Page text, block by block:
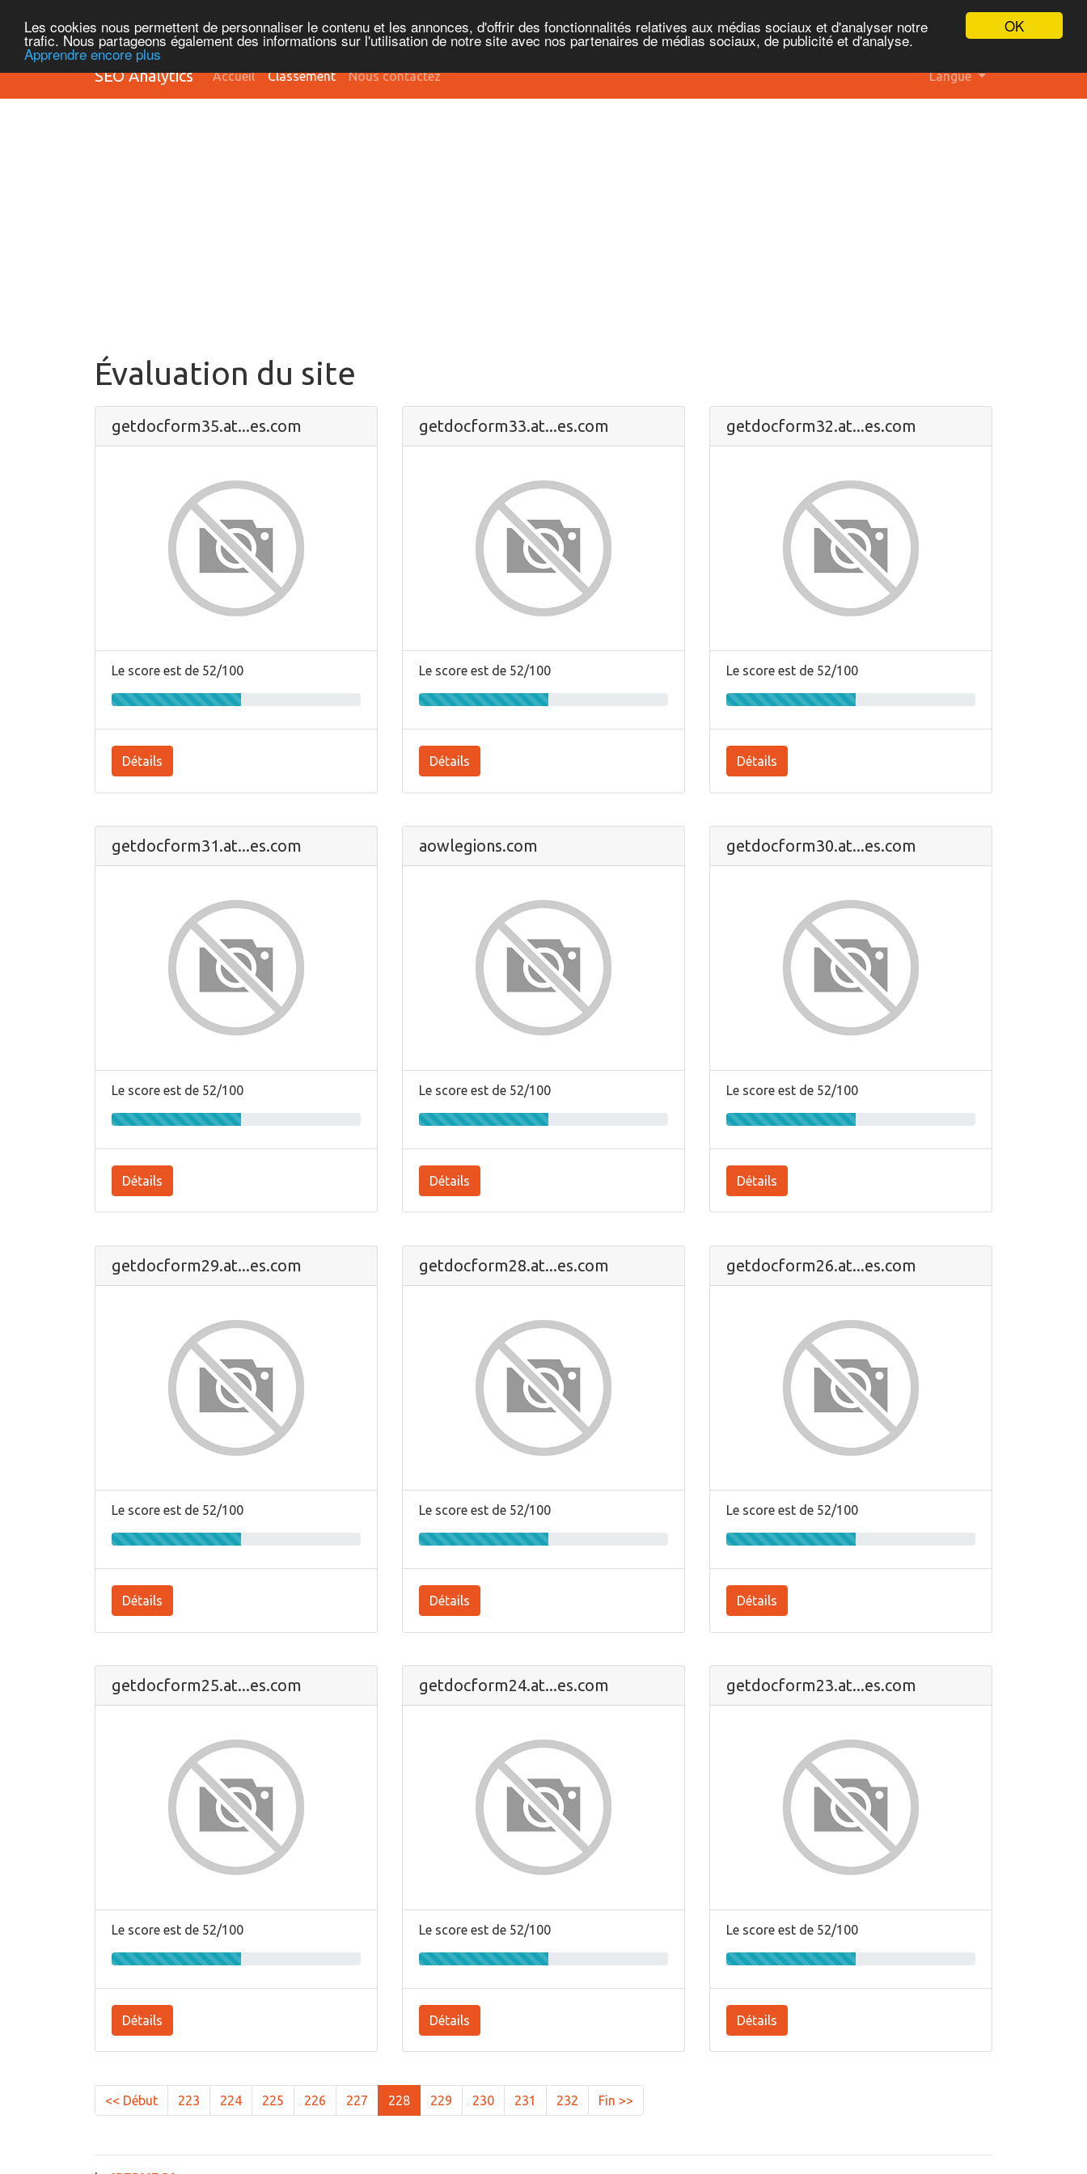
OK
Les cookies nous permettent de personnaliser le contenu et les annonces, d'offrir des fonctionnalités relatives aux médias sociaux et d'analyser notre
trafic. Nous partageons également des informations sur l'utilisation de notre site avec nos partenaires de médias sociaux, de publicité et d'analyse.
Apprendre encore plus
SEO Analytics Accueil Classement Nous contactez Langue
Évaluation du site
getdocform35.at...es.com
Le score est de 52/100
Détails
getdocform33.at...es.com
Le score est de 52/100
Détails
getdocform32.at...es.com
Le score est de 52/100
Détails
getdocform31.at...es.com
Le score est de 52/100
Détails
aowlegions.com
Le score est de 52/100
Détails
getdocform30.at...es.com
Le score est de 52/100
Détails
getdocform29.at...es.com
Le score est de 52/100
Détails
getdocform28.at...es.com
Le score est de 52/100
Détails
getdocform26.at...es.com
Le score est de 52/100
Détails
getdocform25.at...es.com
Le score est de 52/100
Détails
getdocform24.at...es.com
Le score est de 52/100
Détails
getdocform23.at...es.com
Le score est de 52/100
Détails
<< Début 223 224 225 226 227 228 229 230 231 232 Fin >>